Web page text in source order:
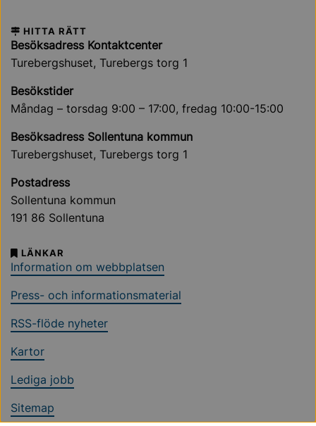
HITTA RÄTT
Besöksadress Kontaktcenter
Turebergshuset, Turebergs torg 1
Besökstider
Måndag – torsdag 9:00 – 17:00, fredag 10:00-15:00
Besöksadress Sollentuna kommun
Turebergshuset, Turebergs torg 1
Postadress
Sollentuna kommun
191 86 Sollentuna
LÄNKAR
Information om webbplatsen
Press- och informationsmaterial
RSS-flöde nyheter
Kartor
Lediga jobb
Sitemap